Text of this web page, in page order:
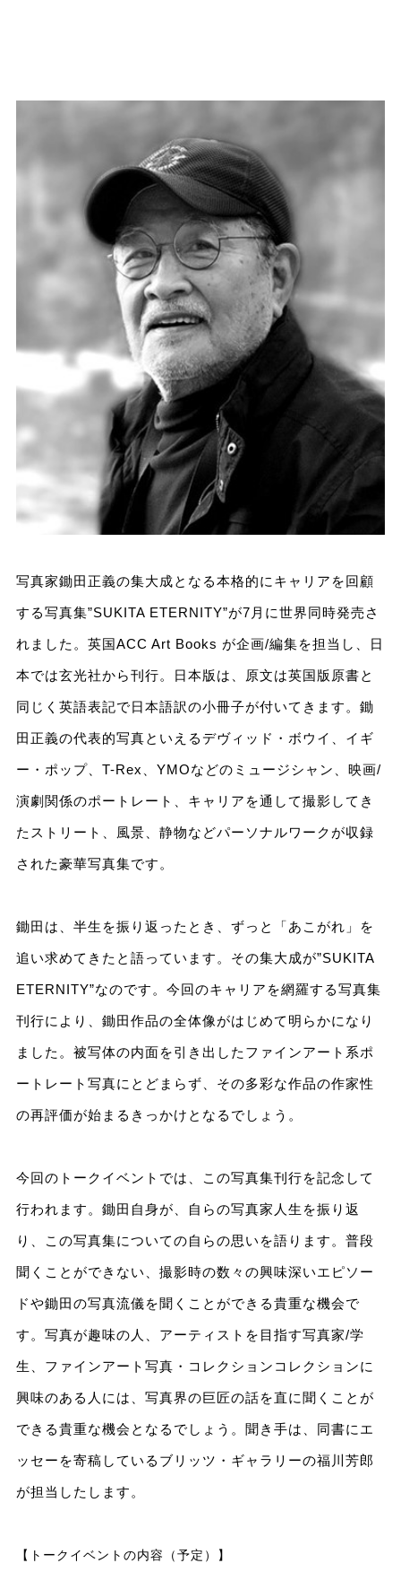
写真家鋤田正義の集大成となる本格的にキャリアを回顧
する写真集”SUKITA ETERNITY”が7月に世界同時発売さ
れました。英国ACC Art Books が企画/編集を担当し、日
本では玄光社から刊行。日本版は、原文は英国版原書と
同じく英語表記で日本語訳の小冊子が付いてきます。鋤
田正義の代表的写真といえるデヴィッド・ボウイ、イギ
ー・ポップ、T-Rex、YMOなどのミュージシャン、映画/
演劇関係のポートレート、キャリアを通して撮影してき
たストリート、風景、静物などパーソナルワークが収録
された豪華写真集です。
鋤田は、半生を振り返ったとき、ずっと「あこがれ」を
追い求めてきたと語っています。その集大成が”SUKITA
ETERNITY”なのです。今回のキャリアを網羅する写真集
刊行により、鋤田作品の全体像がはじめて明らかになり
ました。被写体の内面を引き出したファインアート系ポ
ートレート写真にとどまらず、その多彩な作品の作家性
の再評価が始まるきっかけとなるでしょう。
今回のトークイベントでは、この写真集刊行を記念して
行われます。鋤田自身が、自らの写真家人生を振り返
り、この写真集についての自らの思いを語ります。普段
聞くことができない、撮影時の数々の興味深いエピソー
ドや鋤田の写真流儀を聞くことができる貴重な機会で
す。写真が趣味の人、アーティストを目指す写真家/学
生、ファインアート写真・コレクションコレクションに
興味のある人には、写真界の巨匠の話を直に聞くことが
できる貴重な機会となるでしょう。聞き手は、同書にエ
ッセーを寄稿しているブリッツ・ギャラリーの福川芳郎
が担当したします。
【トークイベントの内容（予定）】